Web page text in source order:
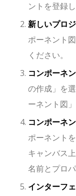
ントを登録
新しいプロ
ポーネント
ください。
コンポーネ
の作成」を
ーネント図
コンポーネ
ポーネント
キャンバス
名前とプロ
インターフ